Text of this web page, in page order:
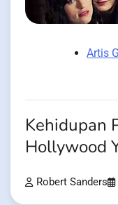
Artis
Kehidupan
Hollywood
Robert Sanders